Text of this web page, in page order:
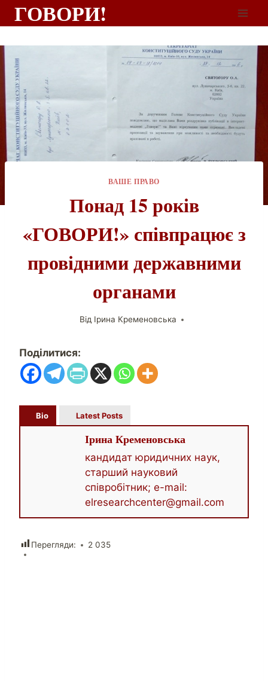
ГОВОРИ!
ВАШЕ ПРАВО
Понад 15 років
«ГОВОРИ!» співпрацює з
провідними державними
органами
Від Ірина Кременовська
Поділитися:
Bio Latest Posts
Ірина Кременовська
кандидат юридичних наук,
старший науковий
співробітник; e-mail:
elresearchcenter@gmail.com
Перегляди: 2 035